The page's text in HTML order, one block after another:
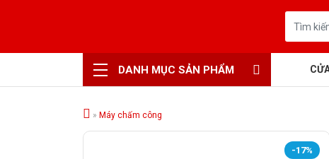
DANH MỤC SẢN PHẨM
» Máy chấm công
-17%